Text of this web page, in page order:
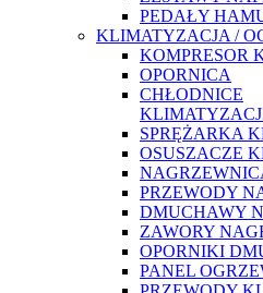
PEDAŁY
KLIMATYZACJA /
KOMPRESOR
OPORNICA
CHŁODNICE
SPRĘŻARKA
OSUSZACZE
PRZEWODY
DMUCHAWY
ZAWORY
OPORNIKI
PANEL